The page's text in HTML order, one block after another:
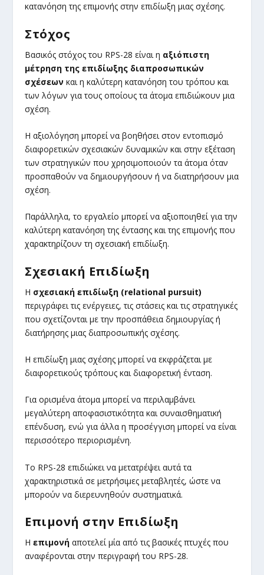
κατανόηση της επιμονής στην επιδίωξη μιας σχέσης.
Στόχος
Βασικός στόχος του RPS-28 είναι η αξιόπιστη
μέτρηση της επιδίωξης διαπροσωπικών
σχέσεων και η καλύτερη κατανόηση του τρόπου και
των λόγων για τους οποίους τα άτομα επιδιώκουν μια
σχέση.
Η αξιολόγηση μπορεί να βοηθήσει στον εντοπισμό
διαφορετικών σχεσιακών δυναμικών και στην εξέταση
των στρατηγικών που χρησιμοποιούν τα άτομα όταν
προσπαθούν να δημιουργήσουν ή να διατηρήσουν μια
σχέση.
Παράλληλα, το εργαλείο μπορεί να αξιοποιηθεί για την
καλύτερη κατανόηση της έντασης και της επιμονής που
χαρακτηρίζουν τη σχεσιακή επιδίωξη.
Σχεσιακή Επιδίωξη
Η σχεσιακή επιδίωξη (relational pursuit)
περιγράφει τις ενέργειες, τις στάσεις και τις στρατηγικές
που σχετίζονται με την προσπάθεια δημιουργίας ή
διατήρησης μιας διαπροσωπικής σχέσης.
Η επιδίωξη μιας σχέσης μπορεί να εκφράζεται με
διαφορετικούς τρόπους και διαφορετική ένταση.
Για ορισμένα άτομα μπορεί να περιλαμβάνει
μεγαλύτερη αποφασιστικότητα και συναισθηματική
επένδυση, ενώ για άλλα η προσέγγιση μπορεί να είναι
περισσότερο περιορισμένη.
Το RPS-28 επιδιώκει να μετατρέψει αυτά τα
χαρακτηριστικά σε μετρήσιμες μεταβλητές, ώστε να
μπορούν να διερευνηθούν συστηματικά.
Επιμονή στην Επιδίωξη
Ηεπιμονή αποτελεί μία από τις βασικές πτυχές που
αναφέρονται στην περιγραφή του RPS-28.